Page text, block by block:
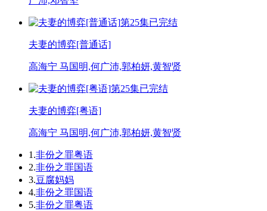
第25集已完结
夫妻的博弈[普通话]
高海宁 马国明,何广沛,郭柏妍,黄智贤
第25集已完结
夫妻的博弈[粤语]
高海宁 马国明,何广沛,郭柏妍,黄智贤
1.非份之罪粤语
2.非份之罪国语
3.豆腐妈妈
4.非份之罪国语
5.非份之罪粤语